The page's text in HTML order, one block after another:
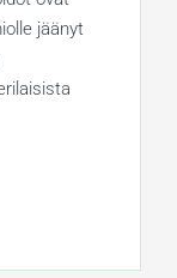
jäänyt